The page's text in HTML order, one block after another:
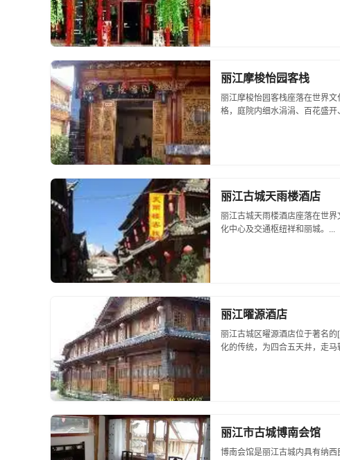
丽江摩梭怡园客栈
丽江摩梭怡园客栈座落在世界
格，庭院内细水涓涓、百花盛
丽江古城天雨楼酒店
丽江古城天雨楼酒店座落在世
化中心及交通枢纽祥和丽城。...
丽江曜源酒店
丽江古城区曜源酒店位于著名
化的传统，为四合五天井，走
丽江市古城博南会馆
博南会馆是丽江古城内具有纳西